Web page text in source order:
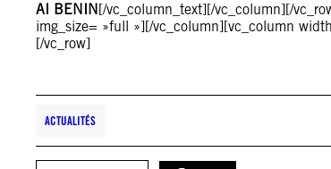
AI BENIN[/vc_column_text][/vc_column][/
img_size= »full »][/vc_column][vc_column
[/vc_row]
ACTUALITÉS